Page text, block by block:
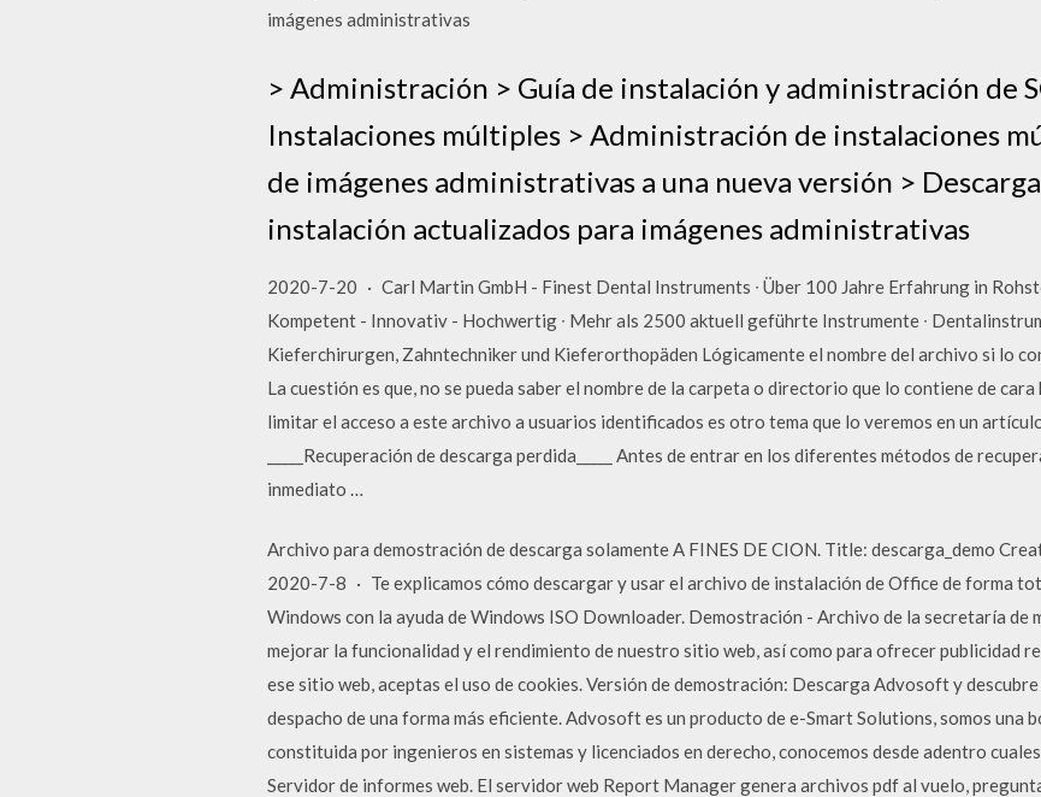
imágenes administrativas
> Administración > Guía de instalación y administración de
Instalaciones múltiples > Administración de instalaciones
de imágenes administrativas a una nueva versión >
instalación actualizados para imágenes administrativas
2020-7-20 · Carl Martin GmbH - Finest Dental Instruments ∙ Über 100 Jahre Erfahrung in
Kompetent - Innovativ - Hochwertig ∙ Mehr als 2500 aktuell geführte Instrumente ∙
Kieferchirurgen, Zahntechniker und Kieferorthopäden Lógicamente el nombre del archivo si lo
La cuestión es que, no se pueda saber el nombre de la carpeta o directorio que lo contiene de cara
limitar el acceso a este archivo a usuarios identificados es otro tema que lo veremos en un
_____Recuperación de descarga perdida_____ Antes de entrar en los diferentes métodos de
inmediato …
Archivo para demostración de descarga solamente A FINES DE CION. Title: descarga_demo
2020-7-8 · Te explicamos cómo descargar y usar el archivo de instalación de Office de forma
Windows con la ayuda de Windows ISO Downloader. Demostración - Archivo de la secretaría de
mejorar la funcionalidad y el rendimiento de nuestro sitio web, así como para ofrecer publicidad
ese sitio web, aceptas el uso de cookies. Versión de demostración: Descarga Advosoft y
despacho de una forma más eficiente. Advosoft es un producto de e-Smart Solutions, somos
constituida por ingenieros en sistemas y licenciados en derecho, conocemos desde adentro
Servidor de informes web. El servidor web Report Manager genera archivos pdf al vuelo,